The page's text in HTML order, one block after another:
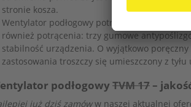
stronie kosza.
Wentylator podłogowy potrzebuje niewiele
również potrącenia: trzy gumowe
stabilność urządzenia. O wyjątkowo
zastosowania troszczy się umieszczony z tyłu
podłogowyTVM 17 –
już dziś zamóww naszej aktualnej